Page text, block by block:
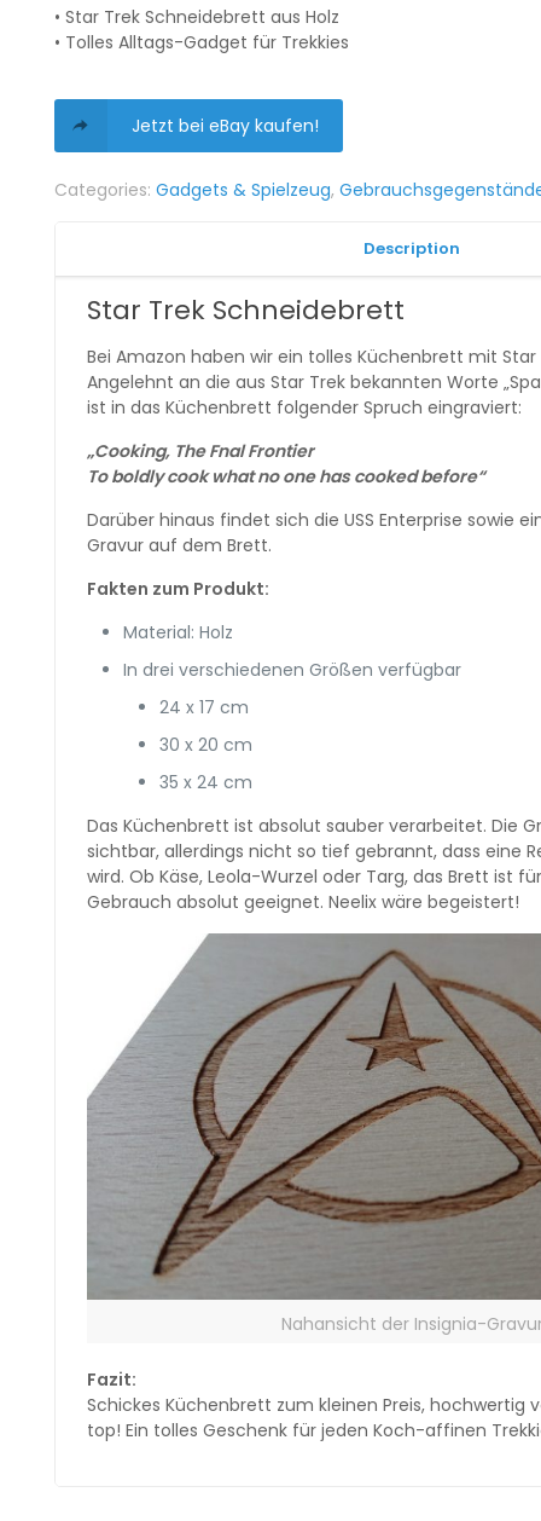
• Star Trek Schneidebrett aus Holz
• Tolles Alltags-Gadget für Trekkies
Jetzt bei eBay kaufen!
Categories: Gadgets & Spielzeug,
Description
Star Trek Schneidebrett
Bei Amazon haben wir ein tolles Küchenbrett mit
Angelehnt an die aus Star Trek bekannten Worte
ist in das Küchenbrett folgender Spruch eingraviert:
„Cooking, The Fnal Frontier
To boldly cook what no one has cooked before“
Darüber hinaus findet sich die USS Enterprise sowie
Gravur auf dem Brett.
Fakten zum Produkt:
Material: Holz
In drei verschiedenen Größen verfügbar
24 x 17 cm
30 x 20 cm
35 x 24 cm
Das Küchenbrett ist absolut sauber verarbeitet. Die
sichtbar, allerdings nicht so tief gebrannt, dass eine
wird. Ob Käse, Leola-Wurzel oder Targ, das Brett ist
Gebrauch absolut geeignet. Neelix wäre begeistert!
Nahansicht der Insignia-
Fazit:
Schickes Küchenbrett zum kleinen Preis, hochwertig
top! Ein tolles Geschenk für jeden Koch-affinen